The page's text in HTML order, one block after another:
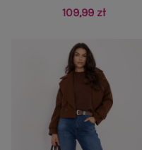
109,99 zł